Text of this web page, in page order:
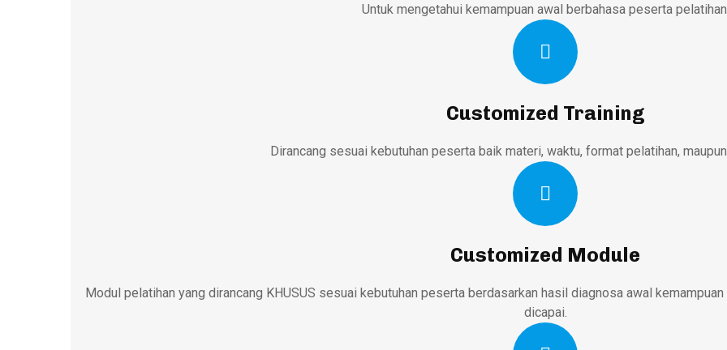
Untuk mengetahui kemampuan awal berbahasa peserta
Customized Training
Dirancang sesuai kebutuhan peserta baik materi, waktu, format pelatihan,
Customized Module
Modul pelatihan yang dirancang KHUSUS sesuai kebutuhan peserta berdasarkan hasil diagnosa awal
dicapai.